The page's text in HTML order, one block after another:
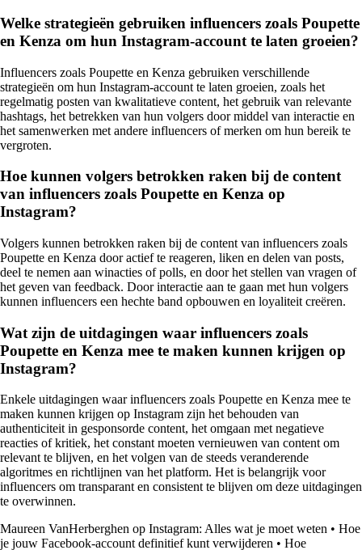
Welke strategieën gebruiken influencers zoals Poupette
en Kenza om hun Instagram-account te laten groeien?
Influencers zoals Poupette en Kenza gebruiken verschillende
strategieën om hun Instagram-account te laten groeien, zoals het
regelmatig posten van kwalitatieve content, het gebruik van relevante
hashtags, het betrekken van hun volgers door middel van interactie en
het samenwerken met andere influencers of merken om hun bereik te
vergroten.
Hoe kunnen volgers betrokken raken bij de content
van influencers zoals Poupette en Kenza op
Instagram?
Volgers kunnen betrokken raken bij de content van influencers zoals
Poupette en Kenza door actief te reageren, liken en delen van posts,
deel te nemen aan winacties of polls, en door het stellen van vragen of
het geven van feedback. Door interactie aan te gaan met hun volgers
kunnen influencers een hechte band opbouwen en loyaliteit creëren.
Wat zijn de uitdagingen waar influencers zoals
Poupette en Kenza mee te maken kunnen krijgen op
Instagram?
Enkele uitdagingen waar influencers zoals Poupette en Kenza mee te
maken kunnen krijgen op Instagram zijn het behouden van
authenticiteit in gesponsorde content, het omgaan met negatieve
reacties of kritiek, het constant moeten vernieuwen van content om
relevant te blijven, en het volgen van de steeds veranderende
algoritmes en richtlijnen van het platform. Het is belangrijk voor
influencers om transparant en consistent te blijven om deze uitdagingen
te overwinnen.
Maureen VanHerberghen op Instagram: Alles wat je moet weten • Hoe
je jouw Facebook-account definitief kunt verwijderen • Hoe